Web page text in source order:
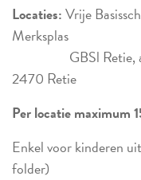
Locaties:Vrije
Merksplas
GBSl Retie, afd.
2470 Retie
Per locatie maximum
Enkel voor kinderen
folder)